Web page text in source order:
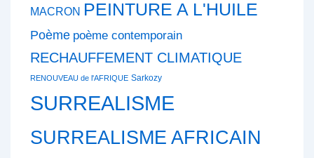
MACRON PEINTURE A L'HUILE
Poème poème contemporain
RECHAUFFEMENT CLIMATIQUE
RENOUVEAU de l'AFRIQUE Sarkozy
SURREALISME
SURREALISME AFRICAIN